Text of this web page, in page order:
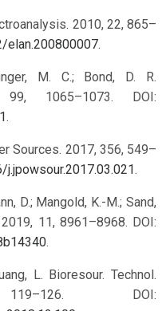
2010, 22, 865–
elan.200800007.
M. C.; Bond, D. R.
99, 1065–1073. DOI:
.
Sources. 2017, 356, 549–
.
D.; Mangold, K.-M.; Sand,
11, 8961–8968. DOI:
.
L. Bioresour. Technol.
DOI: